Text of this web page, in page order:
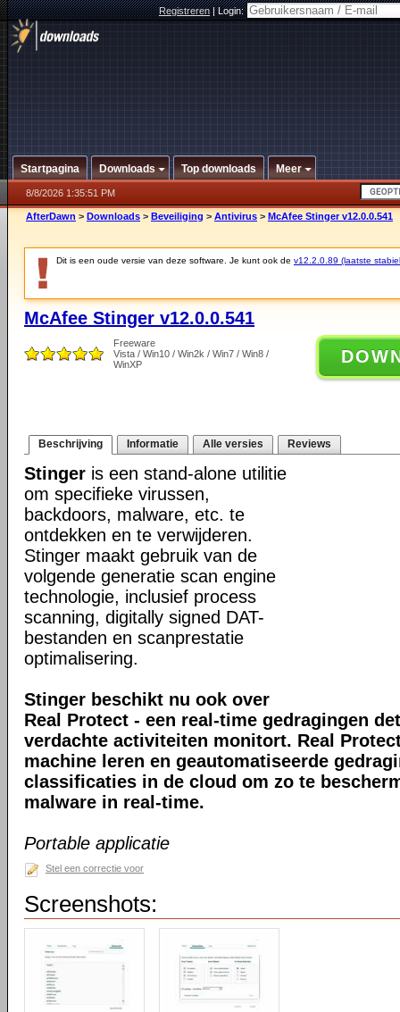
Registreren|Login:
Startpagina Downloads Top downloads Meer
8/8/2026 1:35:51 PM
AfterDawn > Downloads > Beveiliging > Antivirus > McAfee Stinger v12.0.0.541
Dit is een oude versie van deze software. Je kunt ook de v12.2.0.89 (laatste
McAfee Stinger v12.0.0.541
Freeware
Vista / Win10 / Win2k / Win7 / Win8 /
WinXP
Beschrijving Informatie Alle versies Reviews
Stinger is een stand-alone utilitie
om specifieke virussen,
backdoors, malware, etc. te
ontdekken en te verwijderen.
Stinger maakt gebruik van de
volgende generatie scan engine
technologie, inclusief process
scanning, digitally signed DAT-
bestanden en scanprestatie
optimalisering.
Stinger beschikt nu ook over
Real Protect - een real-time gedragingen
verdachte activiteiten monitort. Real
machine leren en geautomatiseerde
classificaties in de cloud om zo te
malware in real-time.
Portable applicatie
Stel een correctie voor
Screenshots: